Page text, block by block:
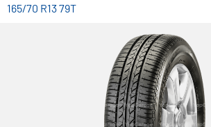
165/70 R13 79T